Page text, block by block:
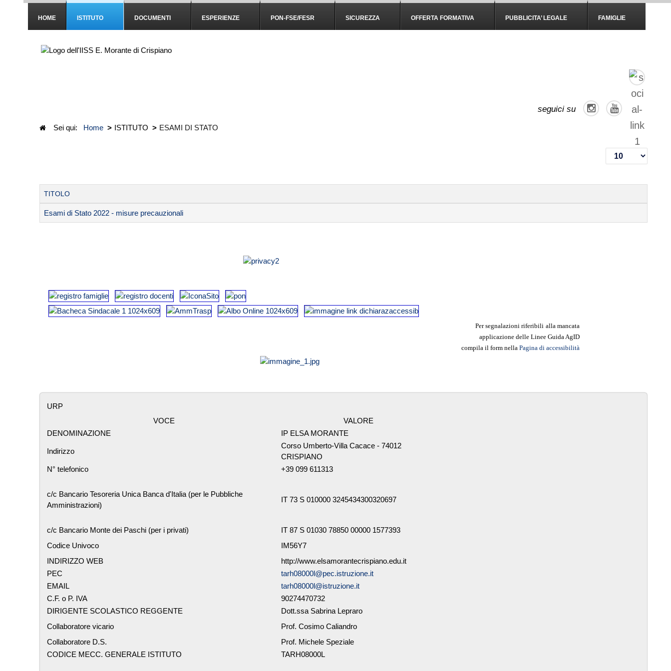
HOME ISTITUTO DOCUMENTI ESPERIENZE PON-FSE/FESR SICUREZZA OFFERTA FORMATIVA PUBBLICITA’ LEGALE FAMIGLIE
seguici su
Sei qui: Home > ISTITUTO > ESAMI DI STATO
TITOLO
Esami di Stato 2022 - misure precauzionali
Per segnalazioni riferibili alla mancata
applicazione delle LineeGuida AgID
compila il form nellaPagina di accessibilità
URP
VOCE
VALORE
DENOMINAZIONE
IP ELSA MORANTE
Indirizzo
Corso Umberto-Villa Cacace - 74012
CRISPIANO
N° telefonico
+39 099 611313
c/c Bancario Tesoreria Unica Banca d'Italia (per le Pubbliche
Amministrazioni)
IT 73 S 010000 3245434300320697
c/c Bancario Monte dei Paschi (per i privati)
IT 87 S 01030 78850 00000 1577393
Codice Univoco
IM56Y7
INDIRIZZO WEB
http://www.elsamorantecrispiano.edu.it
PEC
tarh08000l@pec.istruzione.it
EMAIL
tarh08000l@istruzione.it
C.F. o P. IVA
90274470732
DIRIGENTE SCOLASTICO REGGENTE
Dott.ssa Sabrina Lepraro
Collaboratore vicario
Prof. Cosimo Caliandro
Collaboratore D.S.
Prof. Michele Speziale
CODICE MECC. GENERALE ISTITUTO
TARH08000L